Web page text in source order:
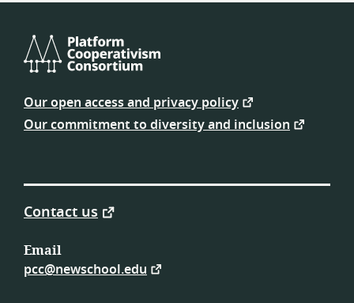
Platform
Consortium
Our open access and privacy policy
Our commitment to diversity and inclusion
Contact us
Email
pcc@newschool.edu